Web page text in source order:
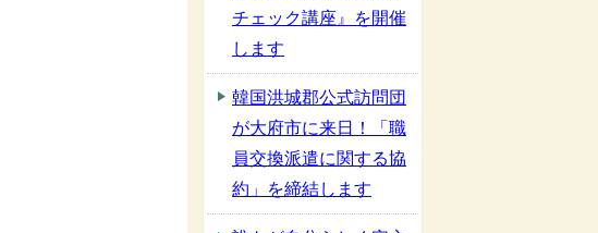
チェック講座』を開催
します
韓国洪城郡公式訪問団
が大府市に来日！「職
員交換派遣に関する協
約」を締結します